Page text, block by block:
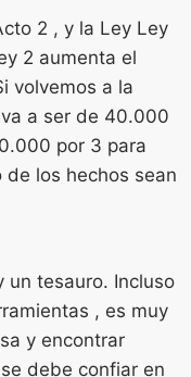
2 , y la Ley Ley
2 aumenta el
volvemos a la
a ser de 40.000
por 3 para
los hechos sean
un tesauro. Incluso
, es muy
y encontrar
debe confiar en